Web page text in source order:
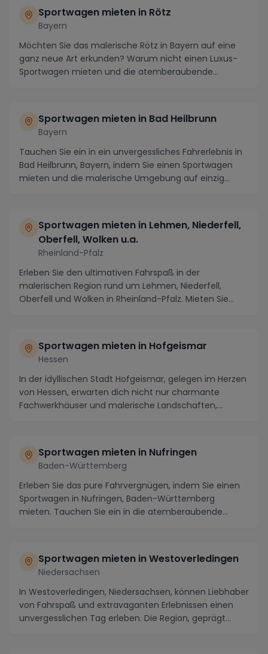
Sportwagen mieten in Rötz
Bayern
Möchten Sie das malerische Rötz in Bayern auf eine
ganz neue Art erkunden? Warum nicht einen Luxus-
Sportwagen mieten und die atemberaubende
Sportwagen mieten in Bad Heilbrunn
Bayern
Tauchen Sie ein in ein unvergessliches Fahrerlebnis in
Bad Heilbrunn, Bayern, indem Sie einen Sportwagen
mieten und die malerische Umgebung auf einzig...
Sportwagen mieten in Lehmen, Niederfell,
Oberfell, Wolken u.a.
Rheinland-Pfalz
Erleben Sie den ultimativen Fahrspaß in der
malerischen Region rund um Lehmen, Niederfell,
Oberfell und Wolken in Rheinland-Pfalz. Mieten Sie
Sportwagen mieten in Hofgeismar
Hessen
In der idyllischen Stadt Hofgeismar, gelegen im Herzen
von Hessen, erwarten dich nicht nur charmante
Fachwerkhäuser und malerische Landschaften,
Sportwagen mieten in Nufringen
Baden-Württemberg
Erleben Sie das pure Fahrvergnügen, indem Sie einen
Sportwagen in Nufringen, Baden-Württemberg
mieten. Tauchen Sie ein in die atemberaubende
Sportwagen mieten in Westoverledingen
Niedersachsen
In Westoverledingen, Niedersachsen, können Liebhaber
von Fahrspaß und extravaganten Erlebnissen einen
unvergesslichen Tag erleben. Die Region, geprägt...